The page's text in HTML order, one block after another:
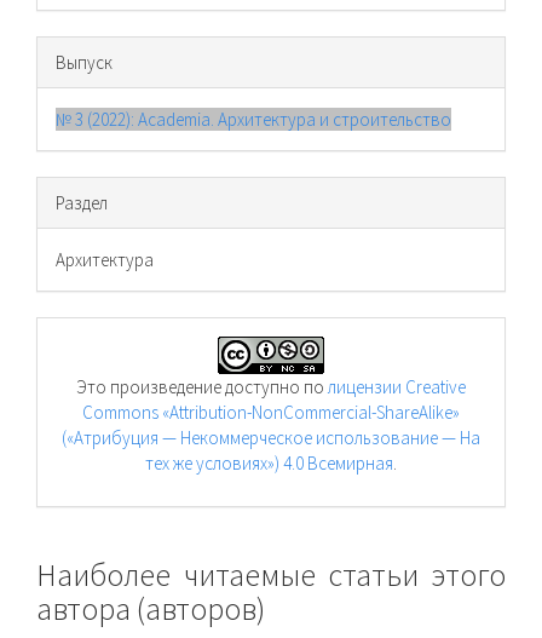
Выпуск
№ 3 (2022): Academia. Архитектура и строительство
Раздел
Архитектура
Это произведение доступно полицензии Creative
Commons «Attribution-NonCommercial-ShareAlike»
(«Атрибуция — Некоммерческое использование — На
тех же условиях») 4.0 Всемирная.
Наиболее читаемые статьи этого
автора (авторов)